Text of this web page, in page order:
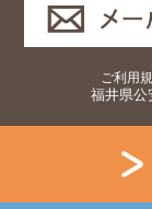
ご利用
福井県公